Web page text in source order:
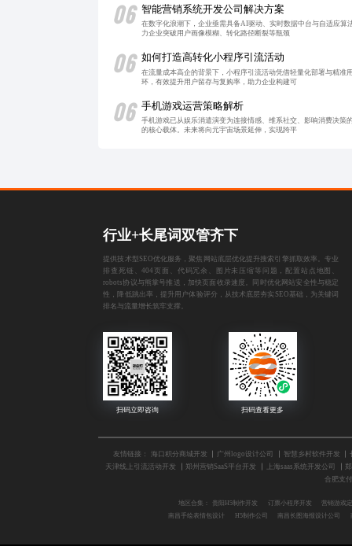
06 智能营销系统开发公司解决方案
在数字化浪潮下，企业亟需具备AI驱动、实时数据中台与自适应
力企业突破用户画像模糊、转化路径断裂等瓶颈
06 如何打造高转化小程序引流活动
在流量成本高企的背景下，小程序引流活动凭借轻量化部署与精
环，有效提升用户留存与复购率，助力企业构建可
06 手机游戏运营策略解析
手机游戏已从娱乐消遣演变为连接情感、维系社交、影响消费决
的核心载体。未来将向元宇宙场景延伸，实现跨平
行业+长尾词双管齐下
提供技术型SEO优化服务，聚焦网站底层优化提升搜索引擎抓取效率。专业
排查死链、404页面、代码冗余、图片未压缩等问题，配置站点地图、
robots协议与熊掌号推送，加快页面收录速度。同时优化网站安全性与稳定
性，降低跳出率，提升用户体验评分，从技术底层夯实SEO基础，为关键词
排名与流量增长筑牢支撑。
友情链接： 海口积分商城开发 广州logo设计公司 智慧乡村软件开发
天津线上引流活动开发
郑州营销SaaS平台开发 上海saas系统开发公司
合肥支
地区合集： 贵阳H5制作开发 订票小程序开发
营销游戏
南昌手绘表情包设计
H5制作公司 南昌长图海报设计公司